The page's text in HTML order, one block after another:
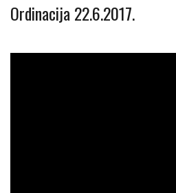
Ordinacija 22.6.2017.